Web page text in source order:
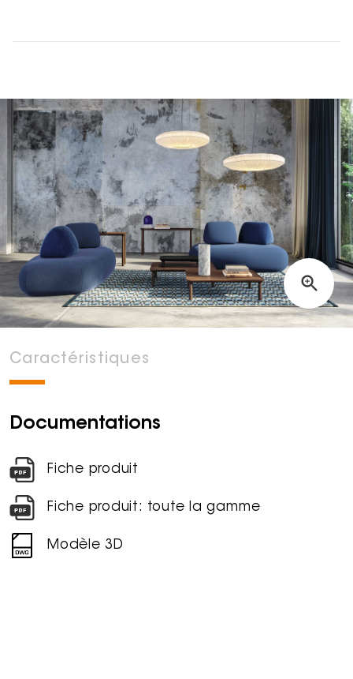
Caractéristiques
Documentations
Fiche produit
Fiche produit: toute la gamme
Modèle 3D